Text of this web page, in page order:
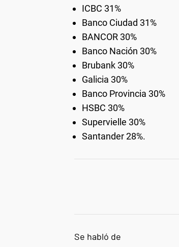
ICBC 31%
Banco Ciudad 31%
BANCOR 30%
Banco Nación 30%
Brubank 30%
Galicia 30%
Banco Provincia 30%
HSBC 30%
Supervielle 30%
Santander 28%.
Se habló de